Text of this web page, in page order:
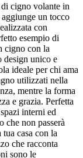
cigno volante in
un tocco
con
esempio di
cigno con la
design unico e
ideale per chi ama
utilizzati nella
mentre la forma
e grazia. Perfetta
interni ed
che non passerà
casa con la
che racconta
sono le